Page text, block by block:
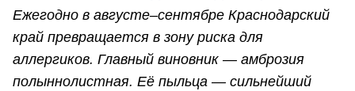
Ежегодно в августе–сентябре Краснодарский
край превращается в зону риска для
аллергиков. Главный виновник — амброзия
полыннолистная. Её пыльца — сильнейший